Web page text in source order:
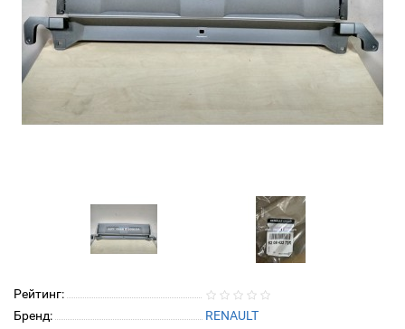
Рейтинг:
Бренд:
RENAULT